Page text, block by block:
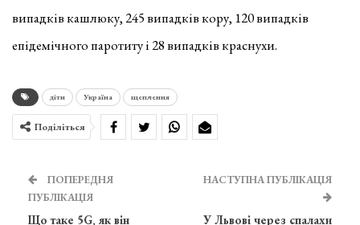
випадків кашлюку, 245 випадків кору, 120 випадків
епідемічного паротиту і 28 випадків краснухи.
діти Україна щеплення
Поділіться
ПОПЕРЕДНЯ
ПУБЛІКАЦІЯ
Що таке 5G, як він
НАСТУПНА ПУБЛІКАЦІЯ
У Львові через спалахи